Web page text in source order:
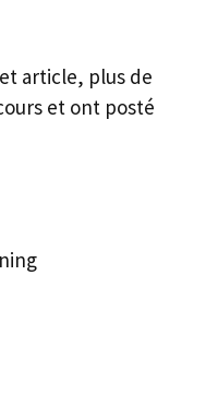
article, plus de
et ont posté